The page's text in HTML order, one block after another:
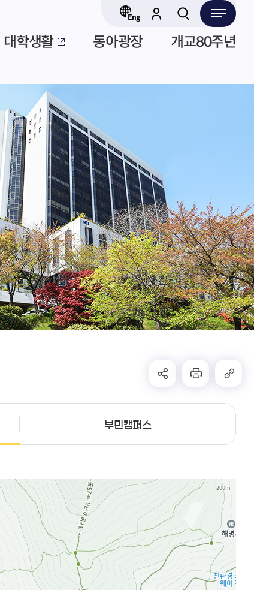
대학생활 동아광장 개교80주년
부민캠퍼스